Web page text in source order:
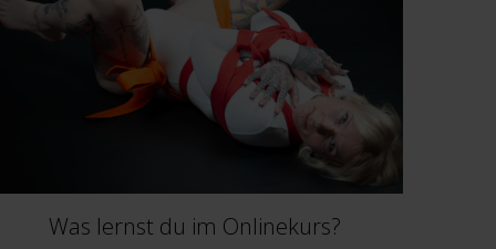
Was lernst du im Onlinekurs?